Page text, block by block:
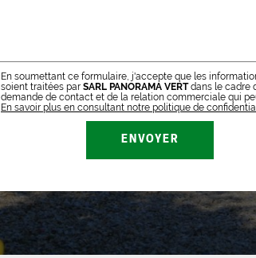
En soumettant ce formulaire, j'accepte que les
soient traitées par SARL PANORAMA VERTdans le cadre
demande de contact et de la relation commerciale qui
En savoir plus en consultant notre politique de